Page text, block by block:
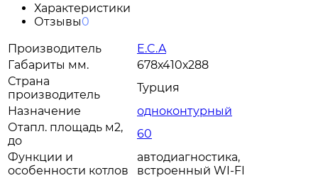
Характеристики
Отзывы0
Производитель
E.C.A
Габариты мм.
678х410х288
Страна
производитель
Турция
Назначение
одноконтурный
Отапл. площадь м2,
до
60
Функции и
особенности котлов
автодиагностика,
встроенный WI-FI